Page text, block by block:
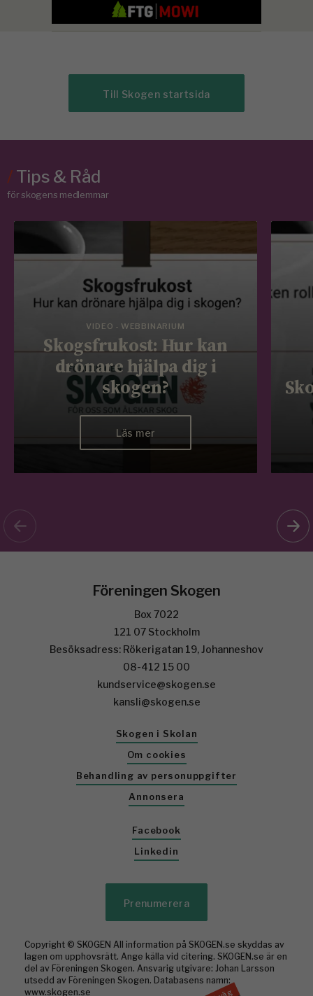
Till Skogen startsida
/Tips & Råd
för skogens medlemmar
VIDEO - WEBBINARIUM
Skogsfrukost: Hur kan
drönare hjälpa dig i
skogen?
Läs mer
Föreningen Skogen
Box 7022
121 07 Stockholm
Besöksadress: Rökerigatan 19, Johanneshov
08-412 15 00
kundservice@skogen.se
kansli@skogen.se
Skogen i Skolan
Om cookies
Behandling av personuppgifter
Annonsera
Facebook
Linkedin
Prenumerera
Copyright © SKOGEN All information på SKOGEN.se skyddas av
lagen om upphovsrätt. Ange källa vid citering. SKOGEN.se är en
del av Föreningen Skogen. Ansvarig utgivare: Johan Larsson
utsedd av Föreningen Skogen. Databasens namn:
www.skogen.se